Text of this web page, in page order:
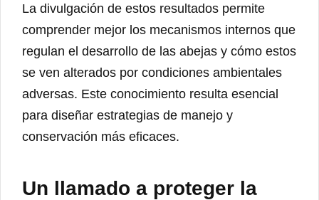
La divulgación de estos resultados permite
comprender mejor los mecanismos internos que
regulan el desarrollo de las abejas y cómo estos
se ven alterados por condiciones ambientales
adversas. Este conocimiento resulta esencial
para diseñar estrategias de manejo y
conservación más eficaces.
Un llamado a proteger la